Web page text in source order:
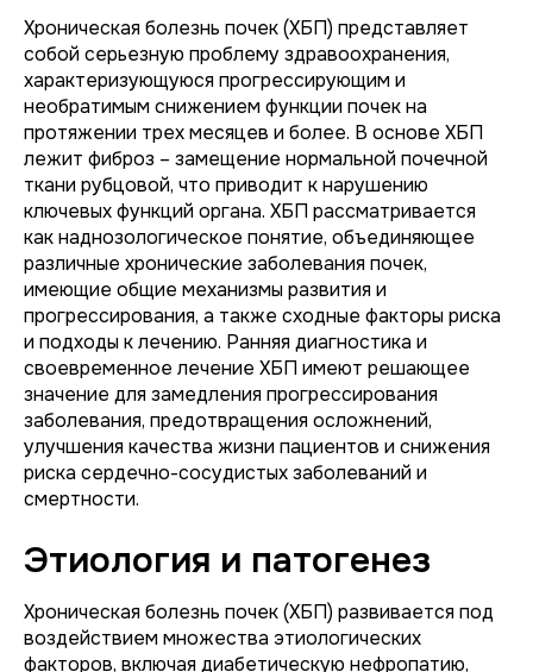
Хроническая болезнь почек (ХБП) представляет
собой серьезную проблему здравоохранения,
характеризующуюся прогрессирующим и
необратимым снижением функции почек на
протяжении трех месяцев и более. В основе ХБП
лежит фиброз – замещение нормальной почечной
ткани рубцовой, что приводит к нарушению
ключевых функций органа. ХБП рассматривается
как наднозологическое понятие, объединяющее
различные хронические заболевания почек,
имеющие общие механизмы развития и
прогрессирования, а также сходные факторы риска
и подходы к лечению. Ранняя диагностика и
своевременное лечение ХБП имеют решающее
значение для замедления прогрессирования
заболевания, предотвращения осложнений,
улучшения качества жизни пациентов и снижения
риска сердечно-сосудистых заболеваний и
смертности.
Этиология и патогенез
Хроническая болезнь почек (ХБП) развивается под
воздействием множества этиологических
факторов, включая диабетическую нефропатию,